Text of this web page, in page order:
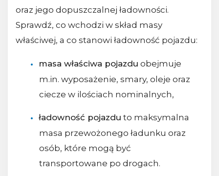
oraz jego dopuszczalnej ładowności.
Sprawdź, co wchodzi w skład masy
właściwej, a co stanowi ładowność pojazdu:
masa właściwa pojazdu obejmuje
m.in. wyposażenie, smary, oleje oraz
ciecze w ilościach nominalnych,
ładowność pojazdu to maksymalna
masa przewożonego ładunku oraz
osób, które mogą być
transportowane po drogach.